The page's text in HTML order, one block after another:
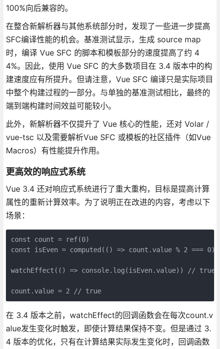
100%向后兼容的。
在整合新解析器与其他系统部分时，发现了一些进一步提高
SFC编译性能的机会。基准测试显示，生成 source map
时，编译 Vue SFC 的脚本和模板部分的速度提高了约 4
4%。因此，使用 Vue SFC 的大多数项目在 3.4 版本中的构
建速度应有所提升。但请注意，Vue SFC 编译只是实际项目
中整个构建过程的一部分。与单独的基准测试相比，最终的
端到端构建时间效益可能较小。
此外，新解析器不仅提升了 Vue 核心的性能，还对 Volar /
vue-tsc 以及需要解析Vue SFC 或模板的社区插件（如Vue
Macros）有性能提升作用。
更高效的响应式系统
Vue 3.4 还对响应式系统进行了重大重构，目标是提高计算
属性的重新计算效率。为了说明正在改进的内容，考虑以下
场景：
const count = ref(0)
const isEven = computed(() => count.value % 2 === 0)
watchEffect(() => console.log(isEven.value)) // true
count.value = 2 // true
在 3.4 版本之前，watchEffect的回调函数会在每次count.v
alue发生变化时触发，即使计算结果保持不变。但是通过 3.
4 版本的优化，只有在计算结果实际发生变化时，回调函数